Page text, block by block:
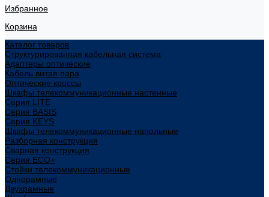
Избранное
Корзина
Каталог товаров
Структурированная кабельная система
Адаптеры оптические
Кабель витая пара
Оптические кроссы
Шкафы телекоммуникационные настенные
Cерия LITE
Cерия BASIS
Cерия KEYS
Шкафы телекоммуникационные напольные
Разборная конструкция
Сварная конструкция
Серия ECO+
Стойки телекоммуникационные
Однорамные
Двухрамные